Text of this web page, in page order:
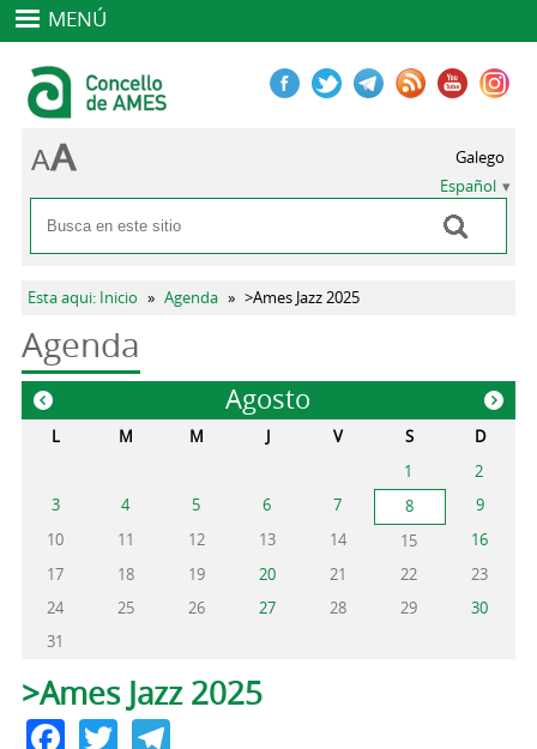
MENÚ
Formulario de búsqueda
Buscar
Galego
Español
Se encuentra usted aquí
Esta aqui: Inicio » Agenda » >Ames Jazz 2025
Agenda
Agosto
« »
L M M J V S
D
1
2
3
4 5 6 7 8
9
10
11 12 13 14 15
16
17
18 19 20 21 22
23
24
25 26 27 28 29
30
31
Solapas principales
>Ames Jazz 2025
Facebook
TwitterTelegram